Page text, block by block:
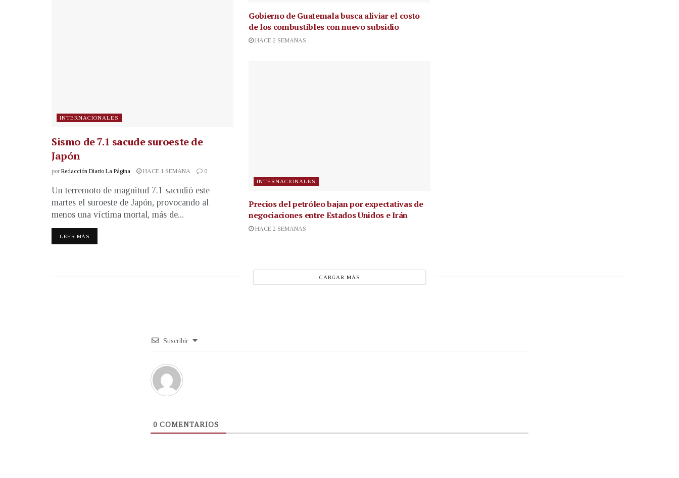
INTERNACIONALES
Sismo de 7.1 sacude suroeste de
Japón
por Redacción Diario La Página HACE 1 SEMANA 0
Un terremoto de magnitud 7.1 sacudió este
martes el suroeste de Japón, provocando al
menos una víctima mortal, más de...
LEER MÁS
Gobierno de Guatemala busca aliviar el costo
de los combustibles con nuevo subsidio
HACE 2 SEMANAS
INTERNACIONALES
Precios del petróleo bajan por expectativas de
negociaciones entre Estados Unidos e Irán
HACE 2 SEMANAS
CARGAR MÁS
Suscribir
0 COMENTARIOS